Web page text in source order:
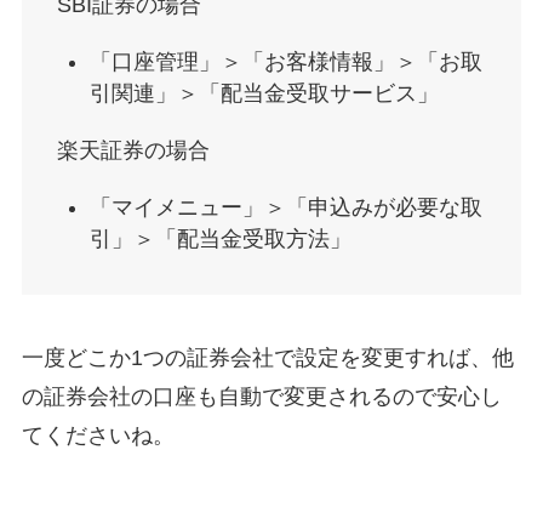
SBI証券の場合
「口座管理」＞「お客様情報」＞「お取
引関連」＞「配当金受取サービス」
楽天証券の場合
「マイメニュー」＞「申込みが必要な取
引」＞「配当金受取方法」
一度どこか1つの証券会社で設定を変更すれば、他
の証券会社の口座も自動で変更されるので安心し
てくださいね。